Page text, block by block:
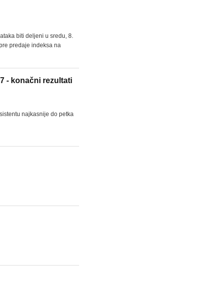
biti deljeni u sredu, 8.
predaje indeksa na
- konačni rezultati
najkasnije do petka